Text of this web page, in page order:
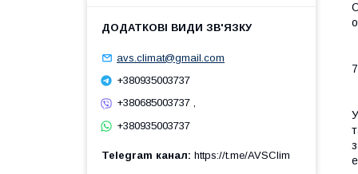
avs.climat@gmail.com
+380935003737
+380685003737 ,
+380935003737
Telegram канал https://t.me/AVSClim